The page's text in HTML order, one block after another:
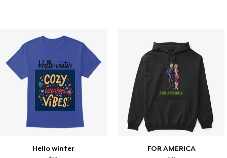
Hello winter FOR AMERICA